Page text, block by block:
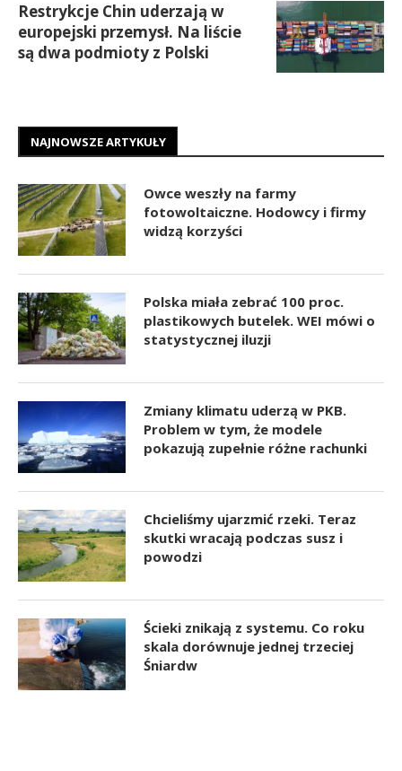
Restrykcje Chin uderzają w
europejski przemysł. Na liście
są dwa podmioty z Polski
NAJNOWSZE ARTYKUŁY
Owce weszły na farmy
fotowoltaiczne. Hodowcy i firmy
widzą korzyści
Polska miała zebrać 100 proc.
plastikowych butelek. WEI mówi o
statystycznej iluzji
Zmiany klimatu uderzą w PKB.
Problem w tym, że modele
pokazują zupełnie różne rachunki
Chcieliśmy ujarzmić rzeki. Teraz
skutki wracają podczas susz i
powodzi
Ścieki znikają z systemu. Co roku
skala dorównuje jednej trzeciej
Śniardw